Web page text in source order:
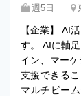
週5日
【企業】 AI
す。 AIに軸
イン、マー
支援できる
マルチビー